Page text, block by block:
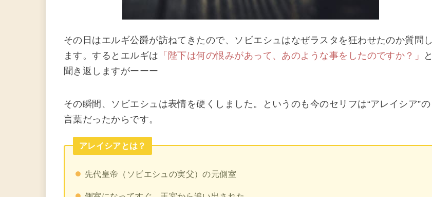
その日はエルギ公爵が訪ねてきたので、ソビエシュはなぜラスタを狂わせたのか質問し
ます。するとエルギは 「陛下は何の恨みがあって、あのような事をしたのですか？」
と
聞き返しますがーーー
その瞬間、ソビエシュは表情を硬くしました。というのも今のセリフは“アレイシア”の
言葉だったからです。
アレイシアとは？
先代皇帝（ソビエシュの実父）の元側室